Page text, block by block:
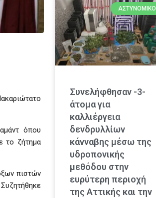
όπου
το ζήτημα
πιστών
ΑΣΤΥΝΟΜΙΚΌ
Συνελήφθησαν -3-
άτομα για
καλλιέργεια
δενδρυλλίων
κάνναβης μέσω της
υδροπονικής
μεθόδου στην
ευρύτερη περιοχή
της Αττικής και την